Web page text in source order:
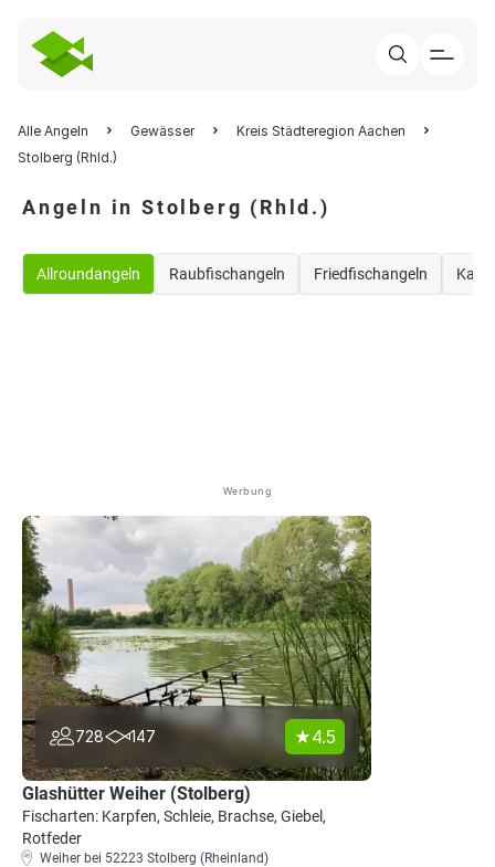
Alle Angeln Gewässer
Kreis Städteregion Aachen
Stolberg (Rhld.)
Angeln in Stolberg (Rhld.)
Allroundangeln Raubfischangeln Friedfischangeln
Werbung
728 147 4.5
Glashütter Weiher (Stolberg)
Fischarten: Karpfen, Schleie, Brachse, Giebel,
Rotfeder
Weiher bei 52223 Stolberg (Rheinland)